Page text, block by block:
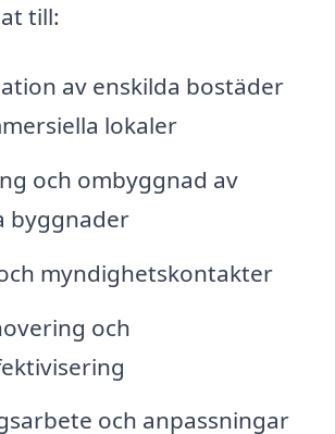
till:
av enskilda bostäder
lokaler
och ombyggnad av
byggnader
myndighetskontakter
och
och anpassningar